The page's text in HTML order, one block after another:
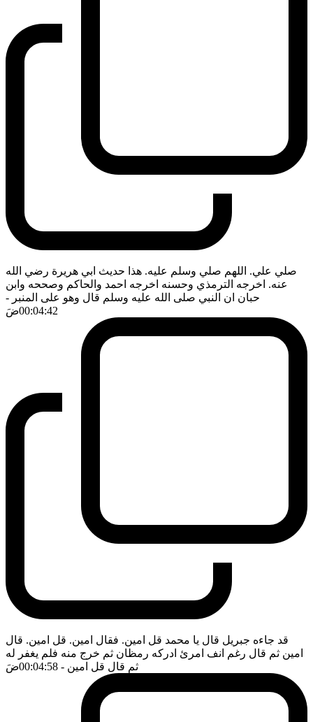
صلي علي. اللهم صلي وسلم عليه. هذا حديث ابي هريرة رضي الله
عنه. اخرجه الترمذي وحسنه اخرجه احمد والحاكم وصححه وابن
حبان ان النبي صلى الله عليه وسلم قال وهو على المنبر -
00:04:42ضَ
قد جاءه جبريل قال يا محمد قل امين. فقال امين. قل امين. قال
امين ثم قال رغم انف امرئ ادركه رمظان ثم خرج منه فلم يغفر له
ثم قال قل امين - 00:04:58 ضَ